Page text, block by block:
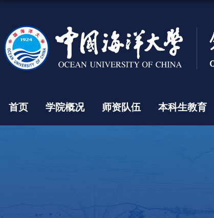
首页 学院概况 师资队伍 本科生教育